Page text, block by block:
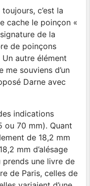
c’est la
cache le poinçon «
de la
de poinçons
autre élément
souviens d’un
Darne avec
indications
ou 70 mm). Quant
de 18,2 mm
mm d’alésage
une livre de
de Paris, celles de